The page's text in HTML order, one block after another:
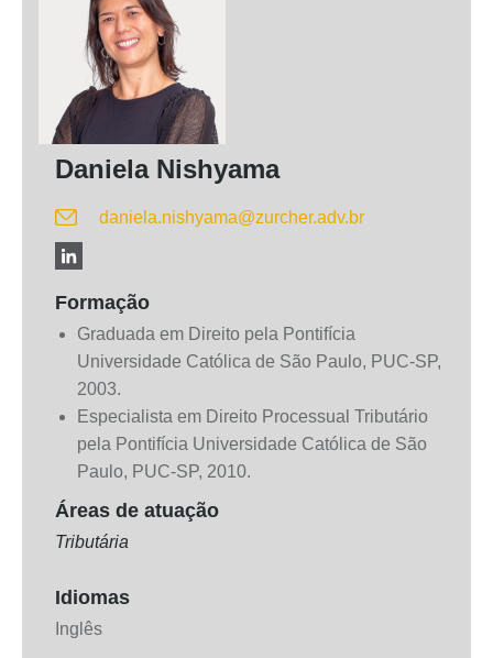
Daniela Nishyama
daniela.nishyama@zurcher.adv.br
Formação
Graduada em Direito pela Pontifícia
Universidade Católica de São Paulo, PUC-SP,
2003.
Especialista em Direito Processual Tributário
pela Pontifícia Universidade Católica de São
Paulo, PUC-SP, 2010.
Áreas de atuação
Tributária
Idiomas
Inglês